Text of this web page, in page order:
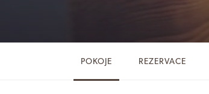
POKOJE REZERVACE